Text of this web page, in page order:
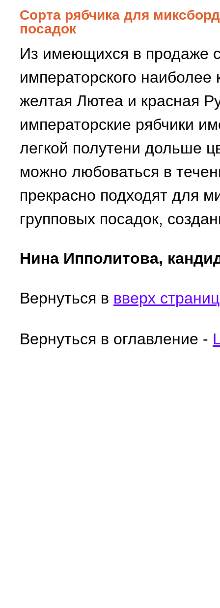
Сорта рябчика для
посадок
Из имеющихся в продаже
императорского
желтая Лютеа и красная
императорские рябчики
легкой полутени дольше
можно любоваться в
прекрасно подходят для
групповых посадок,
Нина Ипполитова,
Вернуться в вверх
Вернуться в оглавление -